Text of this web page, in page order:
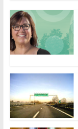
e
b
o
o
k
itt
er